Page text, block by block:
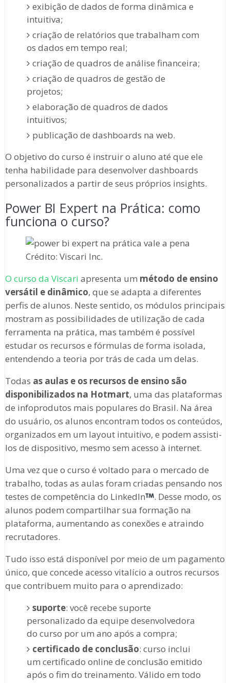
exibição de dados de forma dinâmica e
intuitiva;
criação de relatórios que trabalham com
os dados em tempo real;
criação de quadros de análise financeira;
criação de quadros de gestão de
projetos;
elaboração de quadros de dados
intuitivos;
publicação de dashboards na web.
O objetivo do curso é instruir o aluno até que ele
tenha habilidade para desenvolver dashboards
personalizados a partir de seus próprios insights.
Power BI Expert na Prática: como
funciona o curso?
Crédito: Viscari Inc.
O curso da Viscari apresenta um método de ensino
versátil e dinâmico, que se adapta a diferentes
perfis de alunos. Neste sentido, os módulos principais
mostram as possibilidades de utilização de cada
ferramenta na prática, mas também é possível
estudar os recursos e fórmulas de forma isolada,
entendendo a teoria por trás de cada um delas.
Todas as aulas e os recursos de ensino são
disponibilizados na Hotmart, uma das plataformas
de infoprodutos mais populares do Brasil. Na área
do usuário, os alunos encontram todos os conteúdos,
organizados em um layout intuitivo, e podem assisti-
los de dispositivo, mesmo sem acesso à internet.
Uma vez que o curso é voltado para o mercado de
trabalho, todas as aulas foram criadas pensando nos
testes de competência do LinkedIn
. Desse modo, os
alunos podem compartilhar sua formação na
plataforma, aumentando as conexões e atraindo
recrutadores.
Tudo isso está disponível por meio de um pagamento
único, que concede acesso vitalício a outros recursos
que contribuem muito para o aprendizado:
suporte: você recebe suporte
personalizado da equipe desenvolvedora
do curso por um ano após a compra;
certificado de conclusão: curso inclui
um certificado online de conclusão emitido
após o fim do treinamento. Válido em todo